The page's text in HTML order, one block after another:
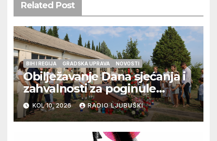
Related Post
BIH I REGIJA GRADSKA UPRAVA NOVOSTI
Obilježavanje Dana sjećanja i
zahvalnosti za poginule
ljubuške branitelje u Čapljini
u petak 14.kolovoza 2026.
KOL 10, 2026 RADIO LJUBUŠKI